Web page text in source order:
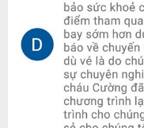
lịch